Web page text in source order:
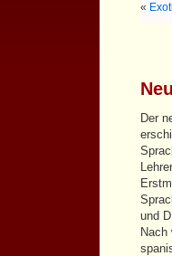
«
Der
Lehrer
und
Nach